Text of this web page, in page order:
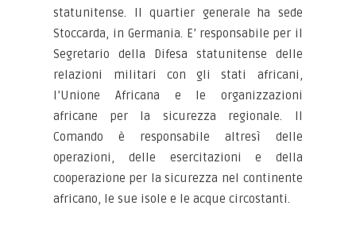
statunitense. Il quartier generale ha sede
Stoccarda, in Germania. E’ responsabile per il
Segretario della Difesa statunitense delle
relazioni militari con gli stati africani,
l’Unione Africana e le organizzazioni
africane per la sicurezza regionale. Il
Comando è responsabile altresì delle
operazioni, delle esercitazioni e della
cooperazione per la sicurezza nel continente
africano, le sue isole e le acque circostanti.